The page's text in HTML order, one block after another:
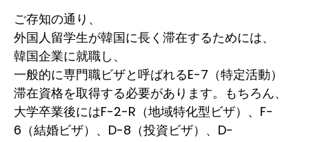
ご存知の通り、
外国人留学生が韓国に長く滞在するためには、
韓国企業に就職し、
一般的に専門職ビザと呼ばれるE-7（特定活動）
滞在資格を取得する必要があります。もちろん、
大学卒業後にはF-2-R（地域特化型ビザ）、F-
6（結婚ビザ）、D-8（投資ビザ）、D-